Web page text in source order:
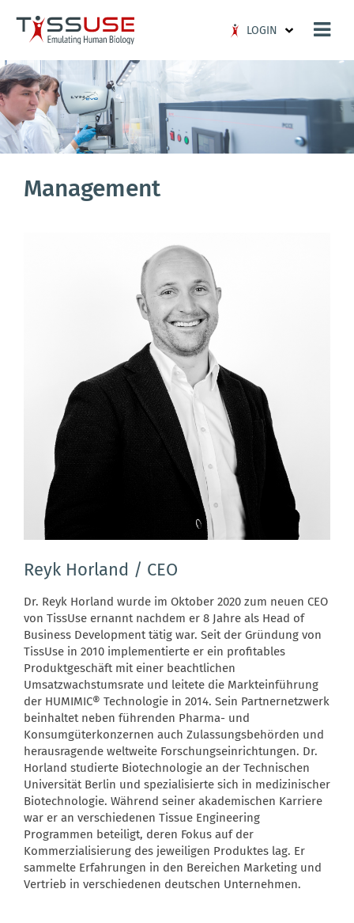
LOGIN
Management
Reyk Horland / CEO
Dr. Reyk Horland wurde im Oktober 2020 zum neuen CEO
von TissUse ernannt nachdem er 8 Jahre als Head of
Business Development tätig war. Seit der Gründung von
TissUse in 2010 implementierte er ein profitables
Produktgeschäft mit einer beachtlichen
Umsatzwachstumsrate und leitete die Markteinführung
der HUMIMIC® Technologie in 2014. Sein Partnernetzwerk
beinhaltet neben führenden Pharma- und
Konsumgüterkonzernen auch Zulassungsbehörden und
herausragende weltweite Forschungseinrichtungen. Dr.
Horland studierte Biotechnologie an der Technischen
Universität Berlin und spezialisierte sich in medizinischer
Biotechnologie. Während seiner akademischen Karriere
war er an verschiedenen Tissue Engineering
Programmen beteiligt, deren Fokus auf der
Kommerzialisierung des jeweiligen Produktes lag. Er
sammelte Erfahrungen in den Bereichen Marketing und
Vertrieb in verschiedenen deutschen Unternehmen.